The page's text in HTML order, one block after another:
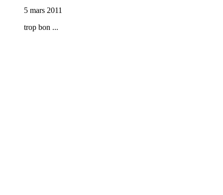
5 mars 2011
trop bon ...